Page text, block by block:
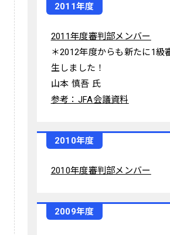
2011年度
2011年度審判部メンバー
＊2012年度からも新たに1級
生しました！
山本 慎吾 氏
参考：JFA会議資料
2010年度
2010年度審判部メンバー
2009年度